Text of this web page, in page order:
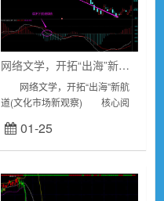
网络文学，开拓“出海”新航道
网络文学，开拓“出海”新航
道(文化市场新观察) 核心阅
式出海到文化出海，经过多年发
展，网络文学出海之势渐成规...
01-25